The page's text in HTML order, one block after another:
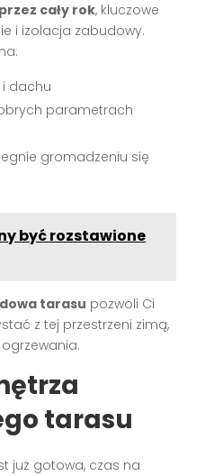
cały rok, kluczowe
i izolacja zabudowy.
dachu
parametrach
gromadzeniu się
być rozstawione
tarasu pozwoli Ci
z tej przestrzeni zimą,
tarasu
już gotowa, czas na